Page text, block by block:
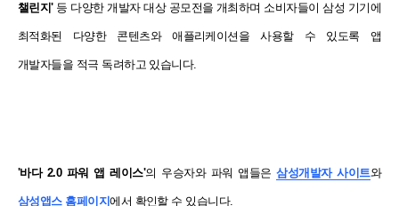
챌린지'등 다양한 개발자 대상 공모전을 개최하며 소비자들이 삼성 기기에
최적화된 다양한 콘텐츠와 애플리케이션을 사용할 수 있도록 앱
개발자들을 적극 독려하고 있습니다.
'바다 2.0 파워 앱 레이스'의 우승자와 파워 앱들은삼성개발자 사이트와
삼성앱스 홈페이지에서 확인할 수 있습니다.